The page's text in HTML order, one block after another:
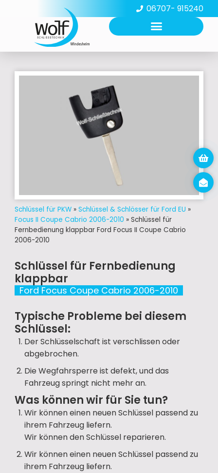
06707- 915240
Schlüssel für PKW » Schlüssel & Schlösser für Ford EU »
Focus II Coupe Cabrio 2006-2010 » Schlüssel für
Fernbedienung klappbar Ford Focus II Coupe Cabrio
2006-2010
Schlüssel für Fernbedienung
klappbar
Ford Focus Coupe Cabrio 2006-2010
Typische Probleme bei diesem
Schlüssel:
Der Schlüsselschaft ist verschlissen oder
abgebrochen.
Die Wegfahrsperre ist defekt, und das
Fahrzeug springt nicht mehr an.
Was können wir für Sie tun?
Wir können einen neuen Schlüssel passend zu
ihrem Fahrzeug liefern.
Wir können den Schlüssel reparieren.
Wir können einen neuen Schlüssel passend zu
ihrem Fahrzeug liefern.